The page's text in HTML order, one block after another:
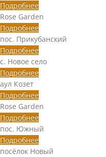
Подробнее
Rose Garden
Подробнее
пос. Прикубанский
Подробнее
с. Новое село
Подробнее
аул Козет
Подробнее
Rose Garden
Подробнее
пос. Южный
Подробнее
посёлок Новый